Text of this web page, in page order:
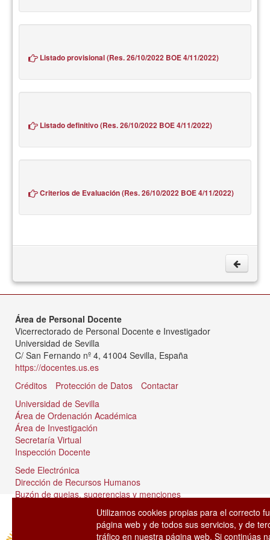
Listado provisional (Res. 26/10/2022 BOE 4/11/2022)
Listado definitivo (Res. 26/10/2022 BOE 4/11/2022)
Criterios de Evaluación (Res. 26/10/2022 BOE 4/11/2022)
Área de Personal Docente
Vicerrectorado de Personal Docente e Investigador
Universidad de Sevilla
C/ San Fernando nº 4, 41004 Sevilla, España
https://docentes.us.es
Créditos
Protección de Datos
Contactar
Universidad de Sevilla
Área de Ordenación Académica
Área de Investigación
Secretaría Virtual
Inspección Docente
Sede Electrónica
Dirección de Recursos Humanos
Buzón de quejas, sugerencias y menciones
Utilizamos cookies propias para el correcto
página web y de todos sus servicios, y de
tráfico en nuestra página web. Si continúas